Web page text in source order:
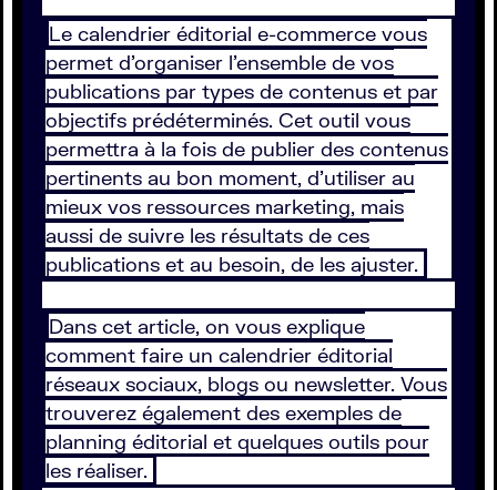
Le calendrier éditorial e-commerce vous
permet d’organiser l'ensemble de vos
publications par types de contenus et par
objectifs prédéterminés. Cet outil vous
permettra à la fois de publier des contenus
pertinents au bon moment, d’utiliser au
mieux vos ressources marketing, mais
aussi de suivre les résultats de ces
publications et au besoin, de les ajuster.
Dans cet article, on vous explique
comment faire un calendrier éditorial
réseaux sociaux, blogs ou newsletter. Vous
trouverez également des exemples de
planning éditorial et quelques outils pour
les réaliser.